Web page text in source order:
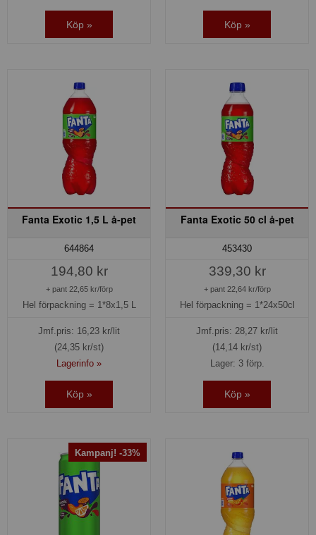
Köp » Köp »
Fanta Exotic 1,5 L å-pet
644864
194,80 kr
+ pant 22,65 kr/förp
Hel förpackning = 1*8x1,5 L
Jmf.pris: 16,23 kr/lit
(24,35 kr/st)
Lagerinfo »
Köp »
Fanta Exotic 50 cl å-pet
453430
339,30 kr
+ pant 22,64 kr/förp
Hel förpackning = 1*24x50cl
Jmf.pris: 28,27 kr/lit
(14,14 kr/st)
Lager: 3 förp.
Köp »
Kampanj! -33%